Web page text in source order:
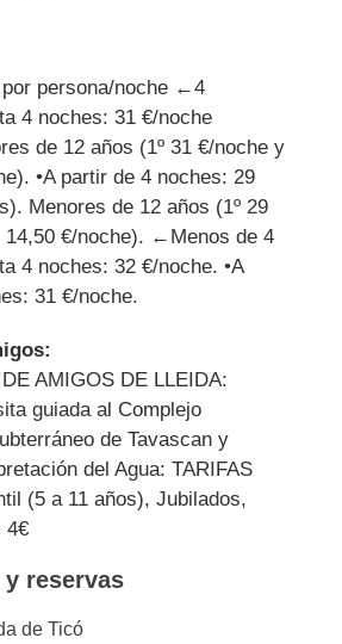
persona/noche ←4
4 noches: 31 €/noche
de 12 años (1º 31 €/noche y
•A partir de 4 noches: 29
Menores de 12 años (1º 29
14,50 €/noche). ←Menos de 4
4 noches: 32 €/noche. •A
31 €/noche.
AMIGOS DE LLEIDA:
guiada al Complejo
de Tavascan y
del Agua: TARIFAS
(5 a 11 años), Jubilados,
4€
reservas
de Ticó